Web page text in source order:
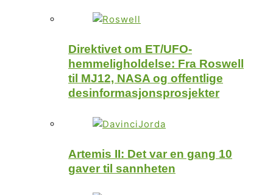
Direktivet om ET/UFO-
hemmeligholdelse: Fra Roswell
til MJ12, NASA og offentlige
desinformasjonsprosjekter
Artemis II: Det var en gang 10
gaver til sannheten